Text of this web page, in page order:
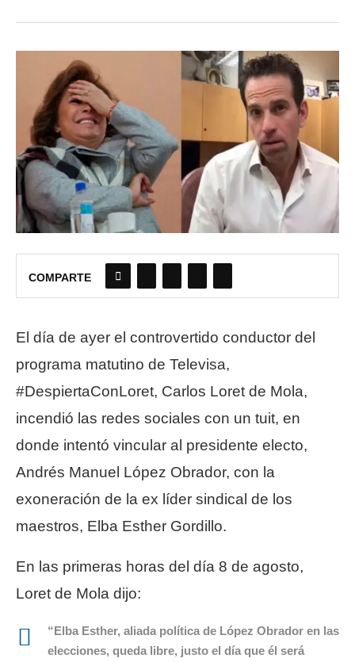
COMPARTE
El día de ayer el controvertido conductor del
programa matutino de Televisa,
#DespiertaConLoret, Carlos Loret de Mola,
incendió las redes sociales con un tuit, en
donde intentó vincular al presidente electo,
Andrés Manuel López Obrador, con la
exoneración de la ex líder sindical de los
maestros, Elba Esther Gordillo.
En las primeras horas del día 8 de agosto,
Loret de Mola dijo:
“Elba Esther, aliada política de López Obrador en las
elecciones, queda libre, justo el día que él será